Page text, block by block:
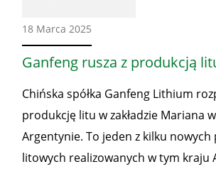
18 Marca 2025
świata
Ganfeng rusza z produkcją
Chińska spółka Ganfeng Lithium
produkcję litu w zakładzie Mariana
Argentynie. To jeden z kilku
litowych realizowanych w tym kraju